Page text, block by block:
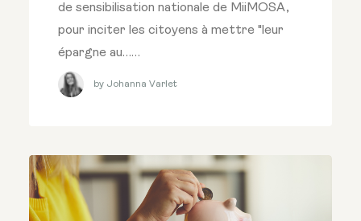
de sensibilisation nationale de MiiMOSA,
pour inciter les citoyens à mettre "leur
épargne au……
by Johanna Varlet